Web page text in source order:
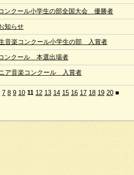
ンクール小学生の部全国大会 優勝者
知らせ
音楽コンクール小学生の部 入賞者
ンクール 本選出場者
ア音楽コンクール 入賞者
7 8 9 10 11 12 13 14 15 16 17 18 19 20 ■